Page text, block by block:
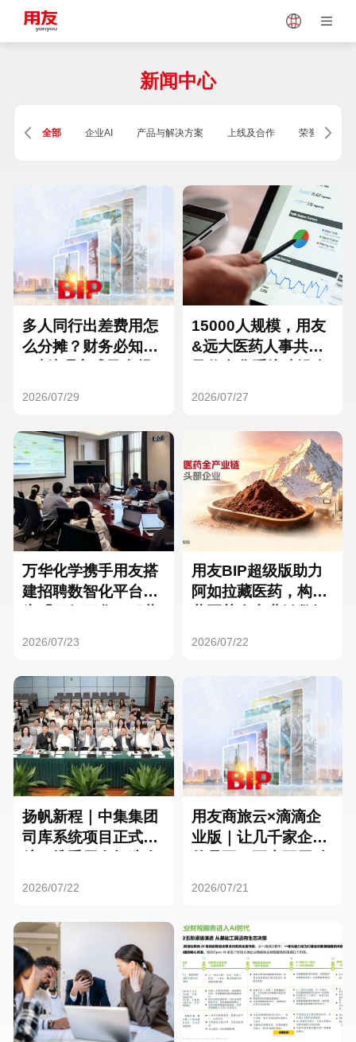
Vietnam
Singapore Malaysia
Thailand
Turkey
Hungary Mexico
Hong Kong Macau
新闻中心
全部 企业AI 产品与解决方案 上线及合作 荣誉及资质
多人同行出差费用怎
么分摊？财务必知的
2026/07/29
15000人规模，用友
&远大医药人事共享
2026/07/27
万华化学携手用友搭
建招聘数智化平台，
2026/07/23
用友BIP超级版助力
阿如拉藏医药，构建
2026/07/22
扬帆新程｜中集集团
司库系统项目正式启
2026/07/22
用友商旅云×滴滴企
业版｜让几千家企业
2026/07/21